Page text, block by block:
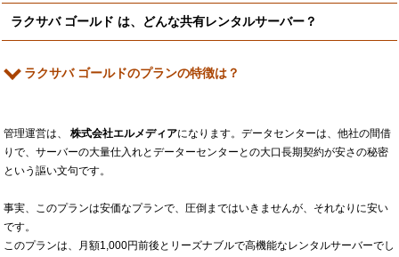
ラクサバ ゴールド は、どんな共有レンタルサーバー？
ラクサバ ゴールドのプランの特徴は？
管理運営は、 株式会社エルメディアになります。データセンターは、他社の間借
りで、サーバーの大量仕入れとデーターセンターとの大口長期契約が安さの秘密
という謳い文句です。
事実、このプランは安価なプランで、圧倒まではいきませんが、それなりに安い
です。
このプランは、月額1,000円前後とリーズナブルで高機能なレンタルサーバーでし